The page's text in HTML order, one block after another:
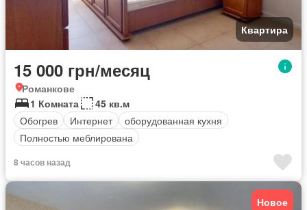
Квартира
15 000 грн/месяц
Романкове
1 Комната
45 кв.м
Обогрев
Интернет
оборудованная кухня
Полностью меблирована
8 часов назад
Новое